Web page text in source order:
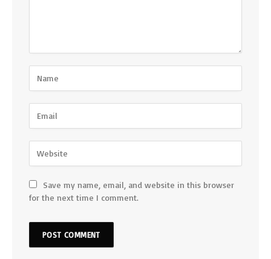
Save my name, email, and website in this browser
for the next time I comment.